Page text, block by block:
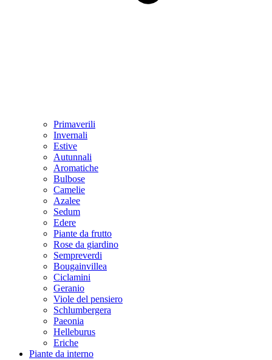
Primaverili
Invernali
Estive
Autunnali
Aromatiche
Bulbose
Camelie
Azalee
Sedum
Edere
Piante da frutto
Rose da giardino
Sempreverdi
Bougainvillea
Ciclamini
Geranio
Viole del pensiero
Schlumbergera
Paeonia
Helleburus
Eriche
Piante da interno